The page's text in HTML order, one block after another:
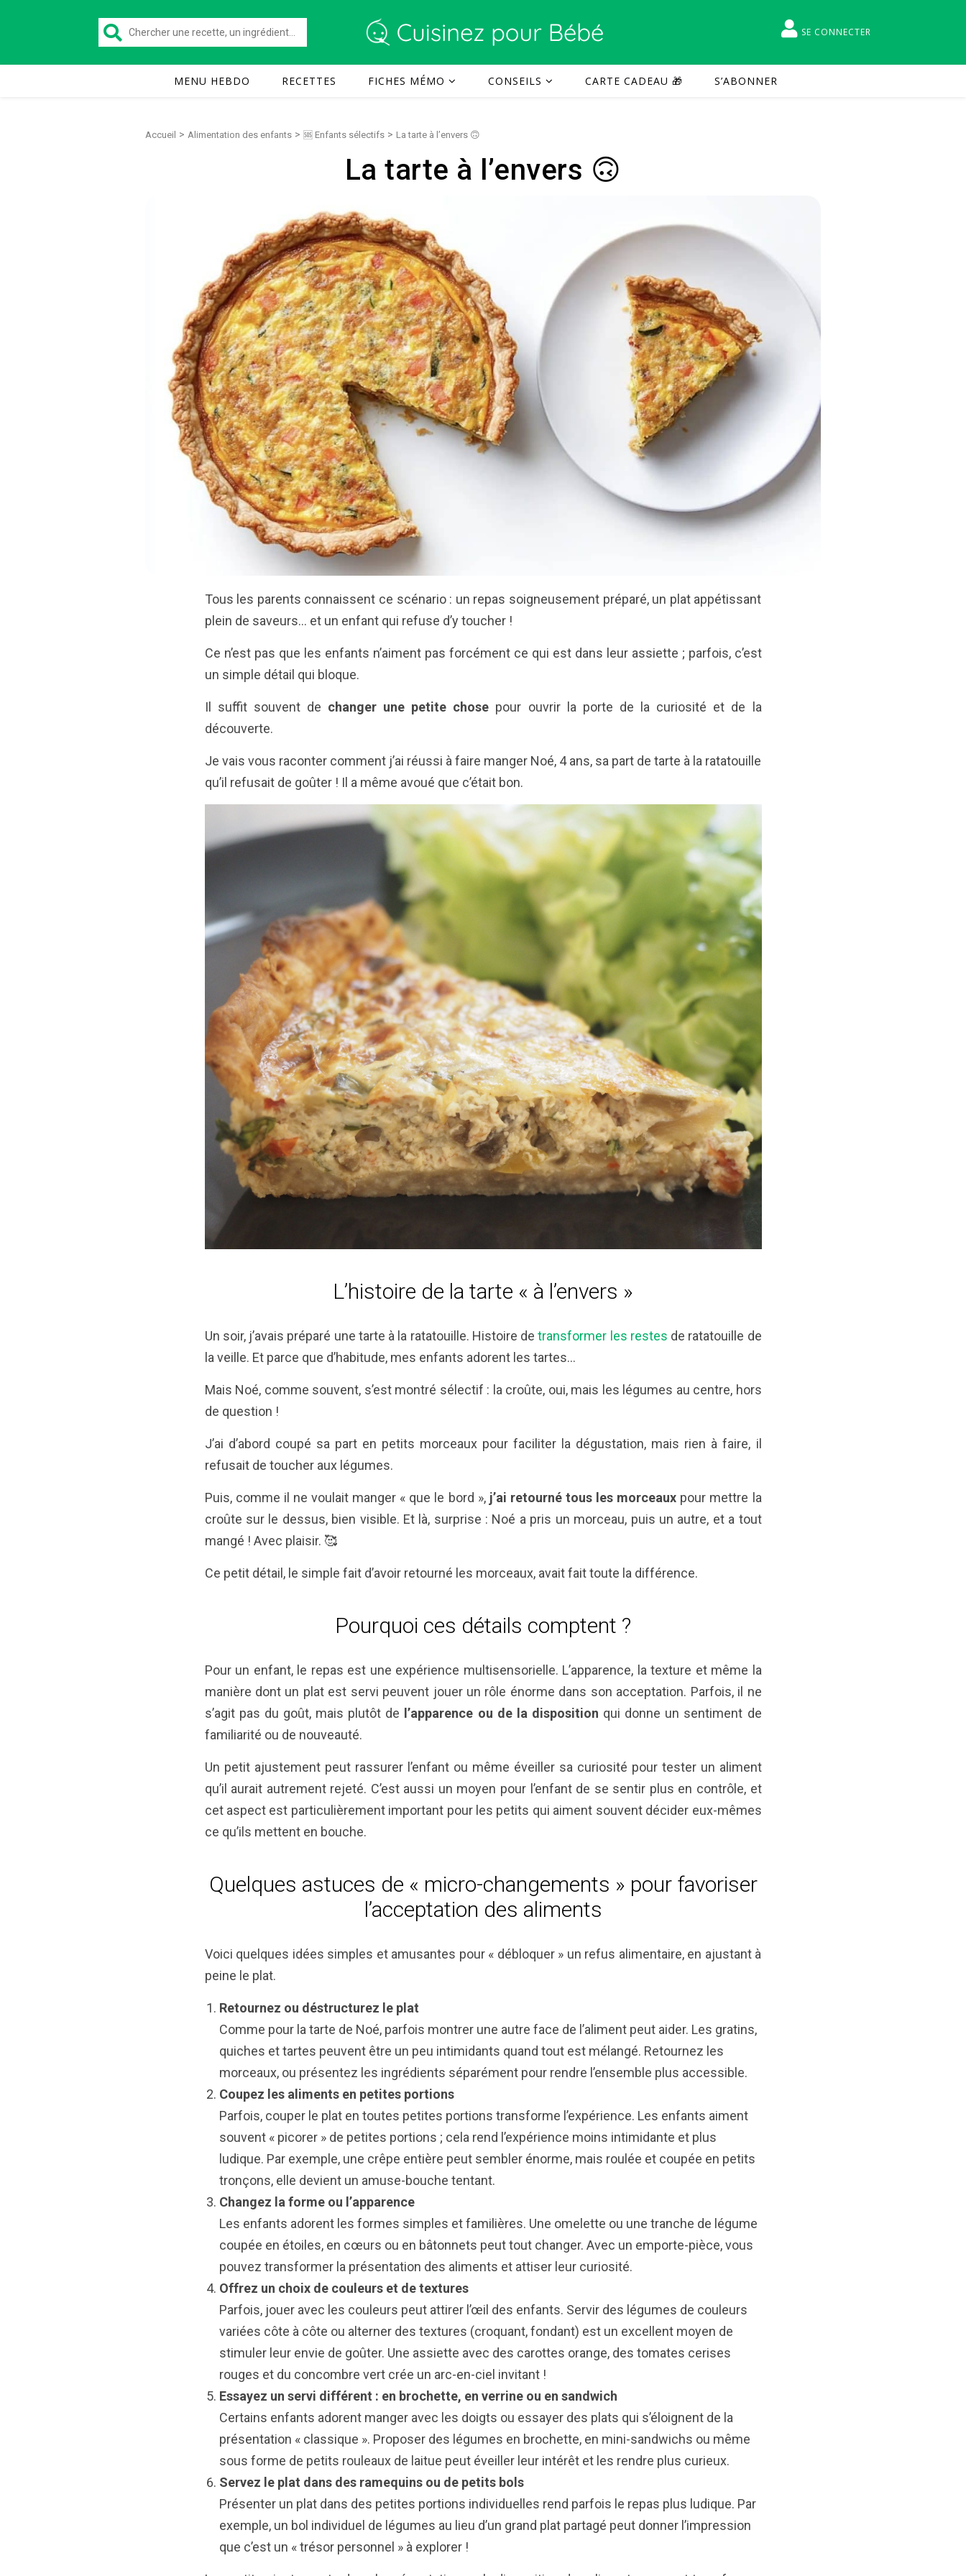
SE CONNECTER
MENU HEBDO RECETTES FICHES MÉMO CONSEILS CARTE CADEAU 🎁 S’ABONNER
Accueil > Alimentation des enfants > 🆘 Enfants sélectifs > La tarte à l’envers 🙃
La tarte à l’envers 🙃
Tous les parents connaissent ce scénario : un repas soigneusement préparé, un plat appétissant
plein de saveurs… et un enfant qui refuse d’y toucher !
Ce n’est pas que les enfants n’aiment pas forcément ce qui est dans leur assiette ; parfois, c’est
un simple détail qui bloque.
Il suffit souvent de changer une petite chose pour ouvrir la porte de la curiosité et de la
découverte.
Je vais vous raconter comment j’ai réussi à faire manger Noé, 4 ans, sa part de tarte à la ratatouille
qu’il refusait de goûter ! Il a même avoué que c’était bon.
L’histoire de la tarte « à l’envers »
Un soir, j’avais préparé une tarte à la ratatouille. Histoire detransformer les restes de ratatouille de
la veille. Et parce que d’habitude, mes enfants adorent les tartes…
Mais Noé, comme souvent, s’est montré sélectif : la croûte, oui, mais les légumes au centre, hors
de question !
J’ai d’abord coupé sa part en petits morceaux pour faciliter la dégustation, mais rien à faire, il
refusait de toucher aux légumes.
Puis, comme il ne voulait manger « que le bord », j’ai retourné tous les morceaux pour mettre la
croûte sur le dessus, bien visible. Et là, surprise : Noé a pris un morceau, puis un autre, et a tout
mangé ! Avec plaisir. 🥰
Ce petit détail, le simple fait d’avoir retourné les morceaux, avait fait toute la différence.
Pourquoi ces détails comptent ?
Pour un enfant, le repas est une expérience multisensorielle. L’apparence, la texture et même la
manière dont un plat est servi peuvent jouer un rôle énorme dans son acceptation. Parfois, il ne
s’agit pas du goût, mais plutôt de l’apparence ou de la disposition qui donne un sentiment de
familiarité ou de nouveauté.
Un petit ajustement peut rassurer l’enfant ou même éveiller sa curiosité pour tester un aliment
qu’il aurait autrement rejeté. C’est aussi un moyen pour l’enfant de se sentir plus en contrôle, et
cet aspect est particulièrement important pour les petits qui aiment souvent décider eux-mêmes
ce qu’ils mettent en bouche.
Quelques astuces de « micro-changements » pour favoriser
l’acceptation des aliments
Voici quelques idées simples et amusantes pour « débloquer » un refus alimentaire, en ajustant à
peine le plat.
Retournez ou déstructurez le plat
Comme pour la tarte de Noé, parfois montrer une autre face de l’aliment peut aider. Les gratins,
quiches et tartes peuvent être un peu intimidants quand tout est mélangé. Retournez les
morceaux, ou présentez les ingrédients séparément pour rendre l’ensemble plus accessible.
Coupez les aliments en petites portions
Parfois, couper le plat en toutes petites portions transforme l’expérience. Les enfants aiment
souvent « picorer » de petites portions ; cela rend l’expérience moins intimidante et plus
ludique. Par exemple, une crêpe entière peut sembler énorme, mais roulée et coupée en petits
tronçons, elle devient un amuse-bouche tentant.
Changez la forme ou l’apparence
Les enfants adorent les formes simples et familières. Une omelette ou une tranche de légume
coupée en étoiles, en cœurs ou en bâtonnets peut tout changer. Avec un emporte-pièce, vous
pouvez transformer la présentation des aliments et attiser leur curiosité.
Offrez un choix de couleurs et de textures
Parfois, jouer avec les couleurs peut attirer l’œil des enfants. Servir des légumes de couleurs
variées côte à côte ou alterner des textures (croquant, fondant) est un excellent moyen de
stimuler leur envie de goûter. Une assiette avec des carottes orange, des tomates cerises
rouges et du concombre vert crée un arc-en-ciel invitant !
Essayez un servi différent : en brochette, en verrine ou en sandwich
Certains enfants adorent manger avec les doigts ou essayer des plats qui s’éloignent de la
présentation « classique ». Proposer des légumes en brochette, en mini-sandwichs ou même
sous forme de petits rouleaux de laitue peut éveiller leur intérêt et les rendre plus curieux.
Servez le plat dans des ramequins ou de petits bols
Présenter un plat dans des petites portions individuelles rend parfois le repas plus ludique. Par
exemple, un bol individuel de légumes au lieu d’un grand plat partagé peut donner l’impression
que c’est un « trésor personnel » à explorer !